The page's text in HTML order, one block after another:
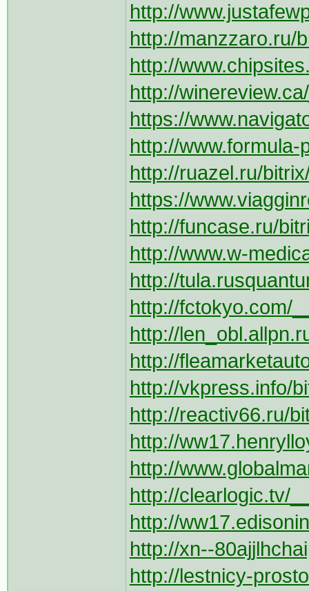
http://
http://manzzaro.ru/
http://
http://
https://
http://
http://ruazel.ru/
https://
http://funcase.ru/
http://www.w-
http://
http://fctokyo.com/
http://
http://
http://vkpress.info/
http://reactiv66.ru/
http://
http://
http://clearlogic.tv/
http://
http://xn--
http://lestnicy-